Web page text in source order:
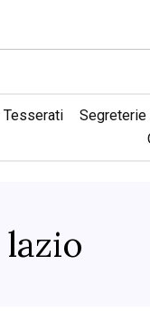
Tesserati Segreterie